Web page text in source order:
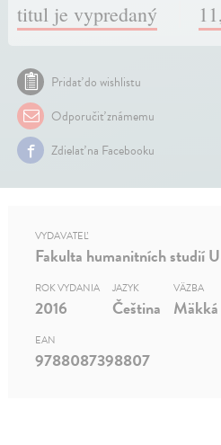
titul je vypredaný
Pridať do wishlistu
Odporučiť známemu
Zdielať na Facebooku
VYDAVATEĽ
Fakulta humanitních studií
ROK VYDANIA
2016
JAZYK
Čeština
VÄZBA
EAN
9788087398807